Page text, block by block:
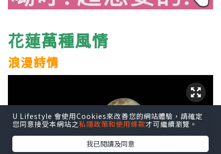
花蓮萬種風情
浪漫詩情
U Lifestyle 會使用Cookies來改善您的網站體驗，請確定
您同意接受本網站之私隱政策和使用條款才可繼續瀏覽。
我已閱讀及同意